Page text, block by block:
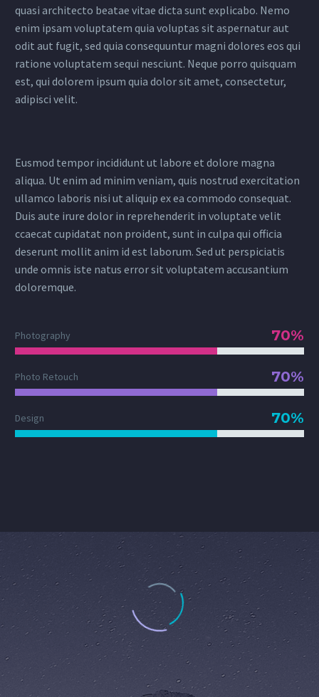
quasi architecto beatae vitae dicta sunt explicabo. Nemo
enim ipsam voluptatem quia voluptas sit aspernatur aut
odit aut fugit, sed quia consequuntur magni dolores eos qui
ratione voluptatem sequi nesciunt. Neque porro quisquam
est, qui dolorem ipsum quia dolor sit amet, consectetur,
adipisci velit.
Eusmod tempor incididunt ut labore et dolore magna
aliqua. Ut enim ad minim veniam, quis nostrud exercitation
ullamco laboris nisi ut aliquip ex ea commodo consequat.
Duis aute irure dolor in reprehenderit in voluptate velit
ccaecat cupidatat non proident, sunt in culpa qui officia
deserunt mollit anim id est laborum. Sed ut perspiciatis
unde omnis iste natus error sit voluptatem accusantium
doloremque.
Photography 70%
Photo Retouch 70%
Design 70%